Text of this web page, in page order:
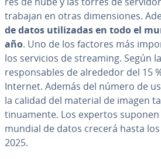
trabajan en otras di­me­n­sio­nes.
de datos uti­li­za­das en todo el
año. Uno de los factores más
los servicios de streaming. Según
re­s­po­n­sa­bles de alrededor del 15
Internet. Además del número de
la calidad del material de imagen
ti­nua­me­n­te. Los expertos
mundial de datos crecerá hasta
2025.